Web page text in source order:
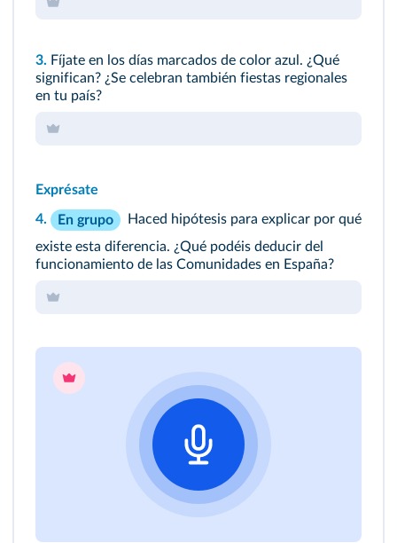
3. Fíjate en los días marcados de color azul. ¿Qué
significan? ¿Se celebran también fiestas regionales
en tu país?
Exprésate
4. En grupo
Haced hipótesis para explicar por qué
existe esta diferencia. ¿Qué podéis deducir del
funcionamiento de las Comunidades en España?